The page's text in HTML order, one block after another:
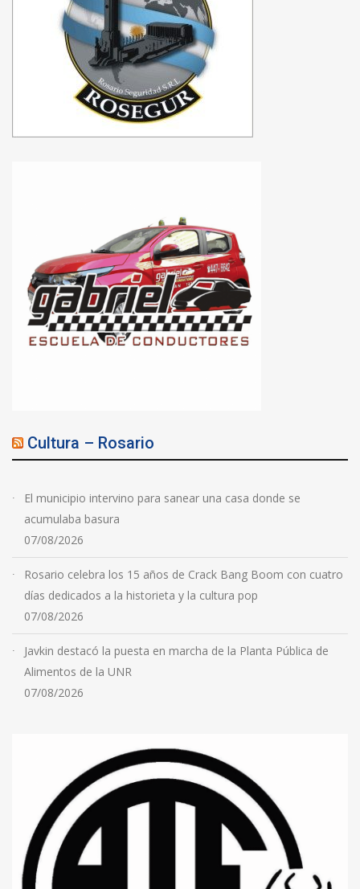
Cultura – Rosario
El municipio intervino para sanear una casa donde se
acumulaba basura
07/08/2026
Rosario celebra los 15 años de Crack Bang Boom con cuatro
días dedicados a la historieta y la cultura pop
07/08/2026
Javkin destacó la puesta en marcha de la Planta Pública de
Alimentos de la UNR
07/08/2026